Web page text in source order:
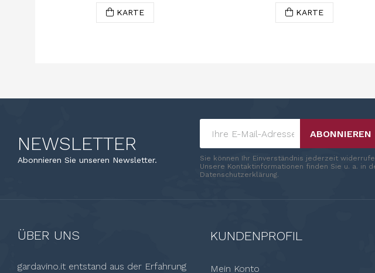
KARTE KARTE
NEWSLETTER
Abonnieren Sie unseren Newsletter.
ABONNIEREN
Sie können Ihr Einverständnis jederzeit
Unsere Kontaktinformationen finden Sie u. a. in
Datenschutzerklärung.
ÜBER UNS
gardavino.it entstand aus der Erfahrung
KUNDENPROFIL
Mein Konto